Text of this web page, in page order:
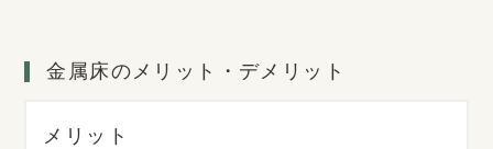
金属床のメリット・デメリット
メリット